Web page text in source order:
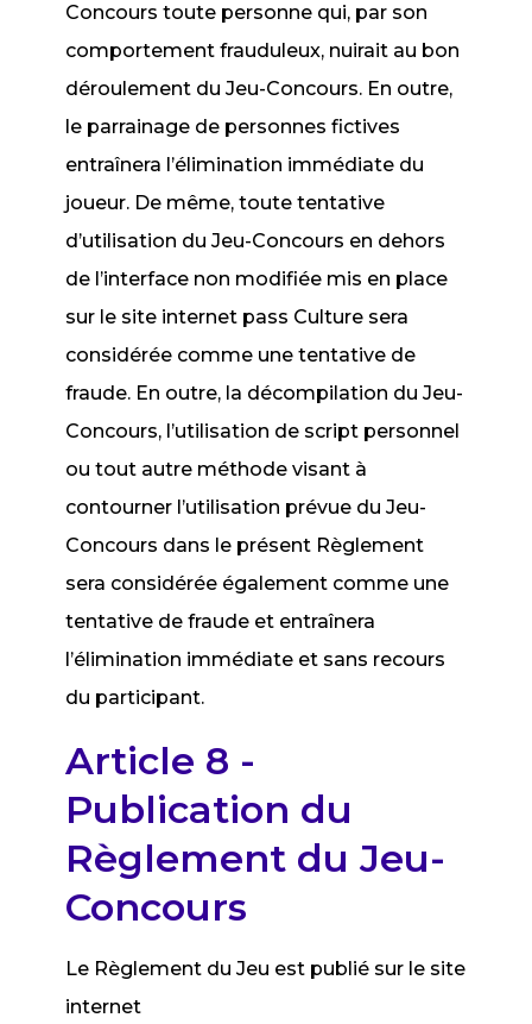
Concours toute personne qui, par son
comportement frauduleux, nuirait au bon
déroulement du Jeu-Concours. En outre,
le parrainage de personnes fictives
entraînera l’élimination immédiate du
joueur. De même, toute tentative
d’utilisation du Jeu-Concours en dehors
de l’interface non modifiée mis en place
sur le site internet pass Culture sera
considérée comme une tentative de
fraude. En outre, la décompilation du Jeu-
Concours, l’utilisation de script personnel
ou tout autre méthode visant à
contourner l’utilisation prévue du Jeu-
Concours dans le présent Règlement
sera considérée également comme une
tentative de fraude et entraînera
l’élimination immédiate et sans recours
du participant.
Article 8 -
Publication du
Règlement du Jeu-
Concours
Le Règlement du Jeu est publié sur le site
internet